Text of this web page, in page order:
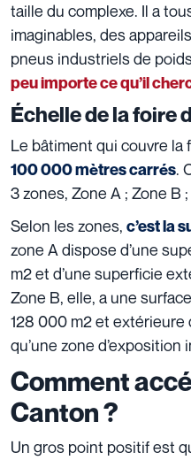
taille du complexe. Il a
imaginables, des
pneus industriels de
peu importe ce qu’il
Échelle de la foire
Le bâtiment qui couvre la
100 000 mètres carrés.
3 zones, Zone A ; Zone B
Selon les zones, c’est la
zone A dispose d’une
m2 et d’une superficie
Zone B, elle, a une
128 000 m2 et extérieure
qu’une zone
Comment
Canton ?
Un gros point positif est